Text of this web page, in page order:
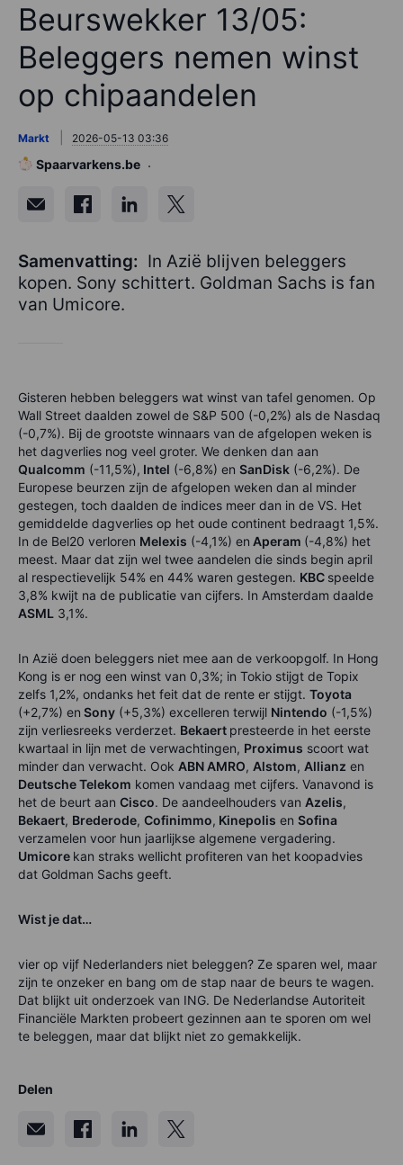
Beurswekker 13/05:
Beleggers nemen winst
op chipaandelen
Markt 2026-05-13 03:36
Spaarvarkens.be
Samenvatting: In Azië blijven beleggers
kopen. Sony schittert. Goldman Sachs is fan
van Umicore.
Gisteren hebben beleggers wat winst van tafel genomen. Op
Wall Street daalden zowel de S&P 500 (-0,2%) als de Nasdaq
(-0,7%). Bij de grootste winnaars van de afgelopen weken is
het dagverlies nog veel groter. We denken dan aan
Qualcomm (-11,5%), Intel (-6,8%) en SanDisk (-6,2%). De
Europese beurzen zijn de afgelopen weken dan al minder
gestegen, toch daalden de indices meer dan in de VS. Het
gemiddelde dagverlies op het oude continent bedraagt 1,5%.
In de Bel20 verloren Melexis (-4,1%) en Aperam (-4,8%) het
meest. Maar dat zijn wel twee aandelen die sinds begin april
al respectievelijk 54% en 44% waren gestegen. KBC speelde
3,8% kwijt na de publicatie van cijfers. In Amsterdam daalde
ASML 3,1%.
In Azië doen beleggers niet mee aan de verkoopgolf. In Hong
Kong is er nog een winst van 0,3%; in Tokio stijgt de Topix
zelfs 1,2%, ondanks het feit dat de rente er stijgt. Toyota
(+2,7%) en Sony (+5,3%) excelleren terwijl Nintendo (-1,5%)
zijn verliesreeks verderzet. Bekaert presteerde in het eerste
kwartaal in lijn met de verwachtingen, Proximus scoort wat
minder dan verwacht. Ook ABN AMRO, Alstom, Allianz en
Deutsche Telekom komen vandaag met cijfers. Vanavond is
het de beurt aan Cisco. De aandeelhouders van Azelis,
Bekaert, Brederode, Cofinimmo, Kinepolis en Sofina
verzamelen voor hun jaarlijkse algemene vergadering.
Umicore kan straks wellicht profiteren van het koopadvies
dat Goldman Sachs geeft.
Wist je dat…
vier op vijf Nederlanders niet beleggen? Ze sparen wel, maar
zijn te onzeker en bang om de stap naar de beurs te wagen.
Dat blijkt uit onderzoek van ING. De Nederlandse Autoriteit
Financiële Markten probeert gezinnen aan te sporen om wel
te beleggen, maar dat blijkt niet zo gemakkelijk.
Delen